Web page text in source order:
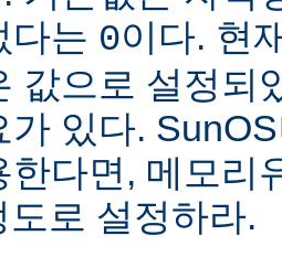
다는 0이다. 현
값으로 설정되
가 있다.
한다면, 메모리
도로 설정하라.